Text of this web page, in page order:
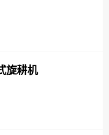
旋耕机